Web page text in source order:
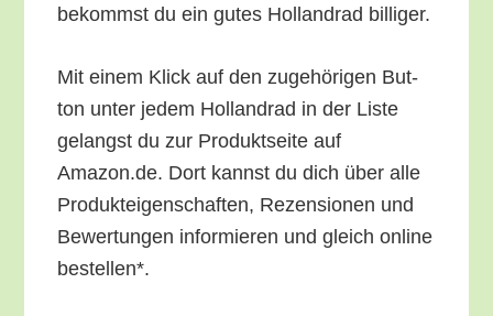
bekommst du ein gutes Hol­land­rad billiger.
Mit einem Klick auf den zuge­hö­ri­gen But­
ton unter jedem Hol­land­rad in der Lis­te
gelangst du zur Pro­dukt­sei­te auf
Amazon.de. Dort kannst du dich über alle
Pro­duk­tei­gen­schaf­ten, Rezen­sio­nen und
Bewer­tun­gen infor­mie­ren und gleich online
bestellen*.